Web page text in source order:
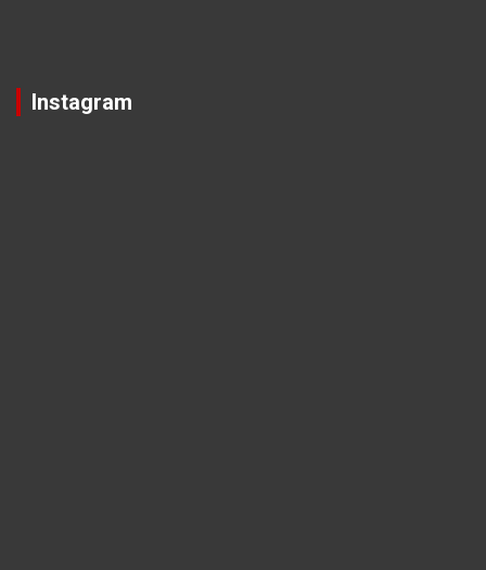
Instagram